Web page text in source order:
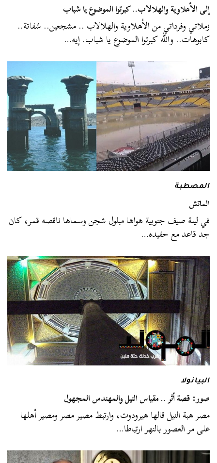
إلى الأهلاوية والهلالاب.. كبرتوا الموضوع يا شباب
زملاتي وفرداتي من الأهلاوية والهلالاب .. مشجعين.. شفاتة..
كابوهات.. والله كبرتوا الموضوع يا شباب. إيه…
المصطبة
الماتش
في ليلة صيف جنوبية هواها مبلول شجن وسماها ناقصه قمر، كان
جد قاعد مع حفيده…
البيانولا
صور: قصة أثر .. مقياس النيل والمهندس المجهول
مصر هبة النيل قالها هيرودوت، وارتبط مصير مصر ومصير أهلها
على مر العصور بالنهر ارتباطا…